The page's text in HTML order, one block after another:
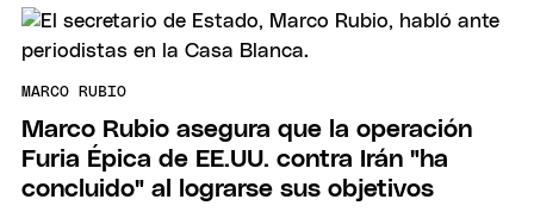
MARCO RUBIO
Marco Rubio asegura que la operación
Furia Épica de EE.UU. contra Irán "ha
concluido" al lograrse sus objetivos